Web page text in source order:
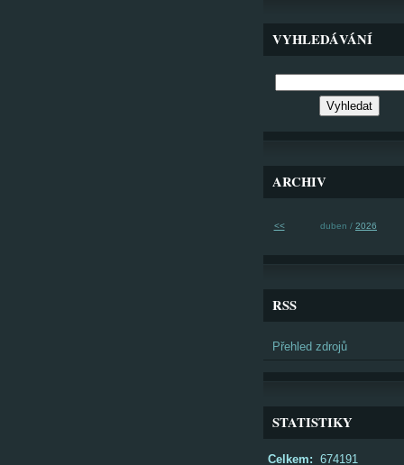
VYHLEDÁVÁNÍ
ARCHIV
<< duben / 2026
RSS
Přehled zdrojů
STATISTIKY
Celkem: 674191